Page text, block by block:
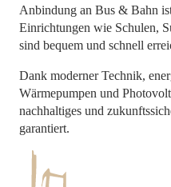
Anbindung an Bus & Bahn
Einrichtungen wie Schulen,
sind bequem und schnell
Dank moderner Technik,
Wärmepumpen und
nachhaltiges und
garantiert.